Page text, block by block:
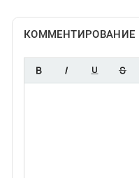
КОММЕНТИРОВАНИЕ